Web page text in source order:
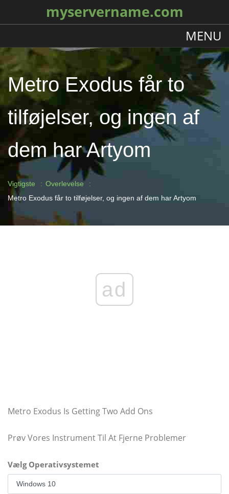
myservername.com
MENU
Metro Exodus får to
tilføjelser, og ingen af ​​
dem har Artyom
Vigtigste
Overlevelse
Metro Exodus får to tilføjelser, og ingen af ​​dem har Artyom
ad
Metro Exodus Is Getting Two Add Ons
Prøv Vores Instrument Til At Fjerne Problemer
Vælg Operativsystemet